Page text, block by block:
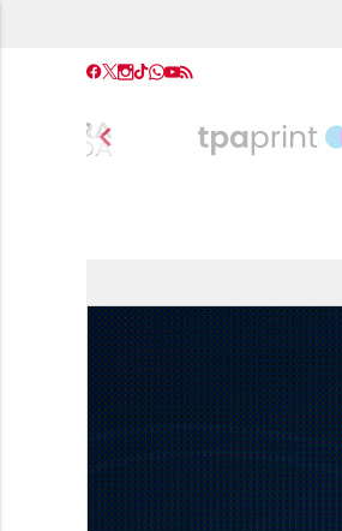
chevron_left